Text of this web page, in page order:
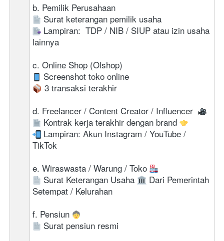
b. Pemilik Perusahaan
Surat keterangan pemilik usaha
Lampiran:  TDP / NIB / SIUP atau izin usaha
lainnya
c. Online Shop (Olshop)
Screenshot toko online
3 transaksi terakhir
d. Freelancer / Content Creator / Influencer
Kontrak kerja terakhir dengan brand
Lampiran: Akun Instagram / YouTube /
TikTok
e. Wiraswasta / Warung / Toko
Surat Keterangan Usaha
Dari Pemerintah
Setempat / Kelurahan
f. Pensiun
Surat pensiun resmi